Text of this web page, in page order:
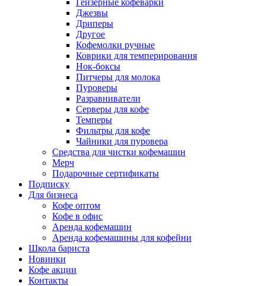
Гейзерные кофеварки
Джезвы
Дриперы
Другое
Кофемолки ручные
Коврики для темперирования
Нок-боксы
Питчеры для молока
Пуроверы
Разравниватели
Серверы для кофе
Темперы
Фильтры для кофе
Чайники для пуровера
Средства для чистки кофемашин
Мерч
Подарочные сертификаты
Подписку
Для бизнеса
Кофе оптом
Кофе в офис
Аренда кофемашин
Аренда кофемашины для кофейни
Школа бариста
Новинки
Кофе акции
Контакты